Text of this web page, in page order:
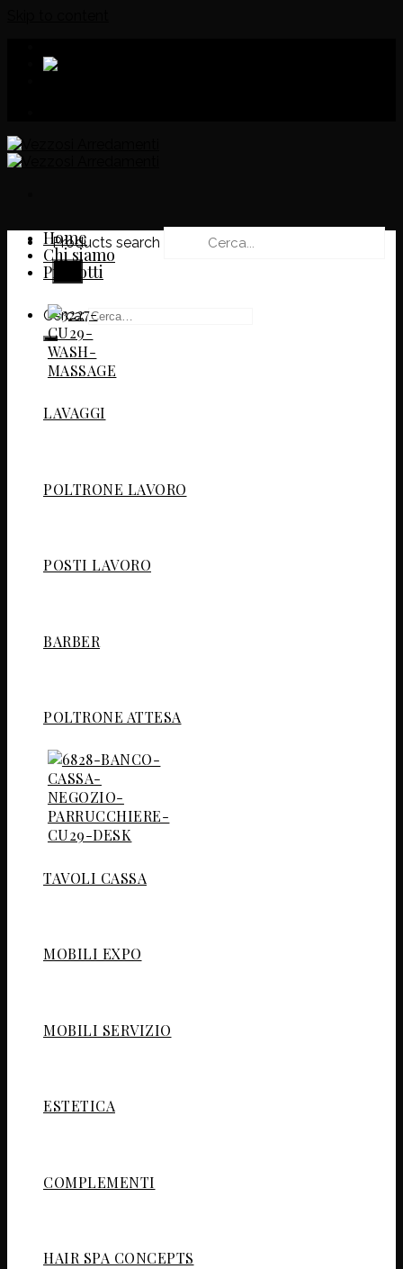
Products search
Cerca:
Home
Chi siamo
Prodotti
LAVAGGI
POLTRONE LAVORO
POSTI LAVORO
BARBER
POLTRONE ATTESA
TAVOLI CASSA
MOBILI EXPO
MOBILI SERVIZIO
ESTETICA
COMPLEMENTI
HAIR SPA CONCEPTS